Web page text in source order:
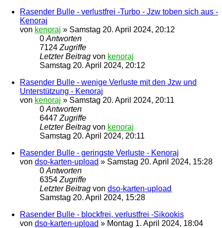
Rasender Bulle - verlustfrei -Turbo - Jzw toben sich aus -
Kenoraj
von kenoraj » Samstag 20. April 2024, 20:12
0Antworten
7124Zugriffe
Letzter Beitrag von kenoraj
Samstag 20. April 2024, 20:12
Rasender Bulle - wenige Verluste mit den Jzw und
Unterstützung - Kenoraj
von kenoraj » Samstag 20. April 2024, 20:11
0Antworten
6447Zugriffe
Letzter Beitrag von kenoraj
Samstag 20. April 2024, 20:11
Rasender Bulle - geringste Verluste - Kenoraj
von dso-karten-upload » Samstag 20. April 2024, 15:28
0Antworten
6354Zugriffe
Letzter Beitrag von dso-karten-upload
Samstag 20. April 2024, 15:28
Rasender Bulle - blockfrei, verlustfrei -Sikookis
von dso-karten-upload » Montag 1. April 2024, 18:04